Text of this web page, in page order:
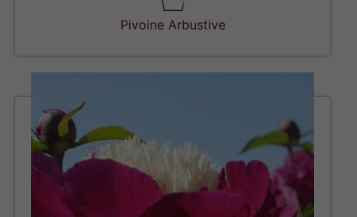
Pivoine Arbustive